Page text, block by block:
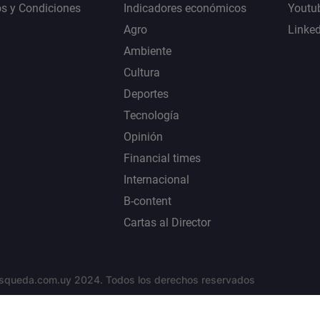
y Condiciones
Indicadores económicos
Agro
Ambiente
Cultura
Deportes
Tecnología
Opinión
Financial times
Internacional
B-content
Cartas al Director
2024. Todos los derechos reservados